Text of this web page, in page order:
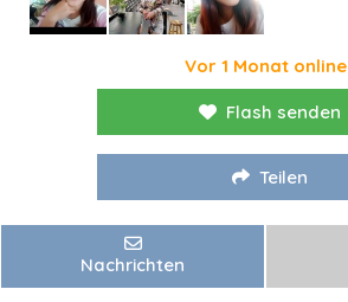
Vor 1 Monat online
Flash senden
Teilen
Nachrichten